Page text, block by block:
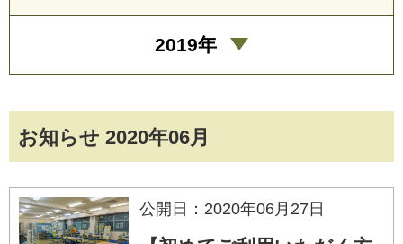
お知らせ 2020年06月
公開日：2020年06月27日
2019年